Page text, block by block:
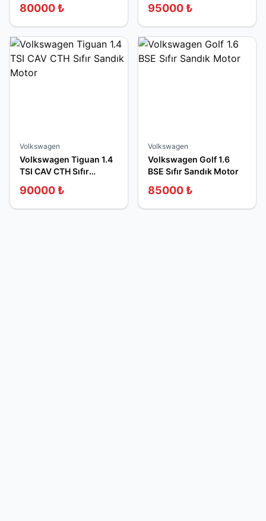
80000 ₺ 95000 ₺
Volkswagen
Volkswagen Tiguan 1.4
TSI CAV CTH Sıfır
90000 ₺
Volkswagen
Volkswagen Golf 1.6
BSE Sıfır Sandık Motor
85000 ₺